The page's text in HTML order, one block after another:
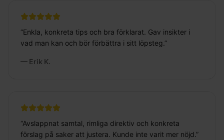
“Enkla, konkreta tips och bra förklarat. Gav insikter i
vad man kan och bör förbättra i sitt löpsteg.”
— Erik K.
“Avslappnat samtal, rimliga direktiv och konkreta
förslag på saker att justera. Kunde inte varit mer nöjd.”